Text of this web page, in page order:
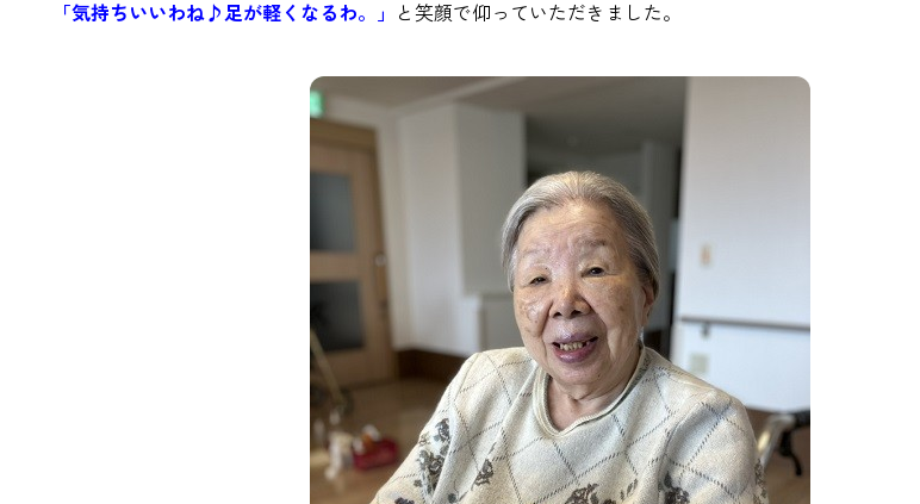
「気持ちいいわね♪足が軽くなるわ。」 と笑顔で仰っていただきました。